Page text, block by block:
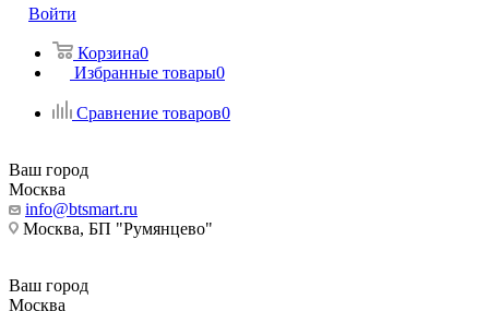
Войти
Корзина0
Избранные товары0
Сравнение товаров0
Ваш город
Москва
info@btsmart.ru
Москва, БП "Румянцево"
Ваш город
Москва